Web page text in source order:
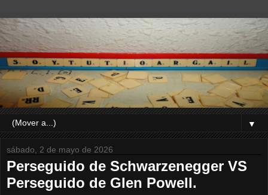
▼
sábado, 2 de mayo de 2026
Perseguido de Schwarzenegger VS
Perseguido de Glen Powell.